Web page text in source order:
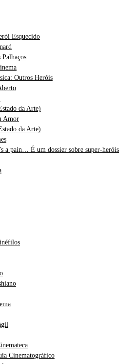
Esquecido
Palhaços
Outros Heróis
da Arte)
Amor
da Arte)
a pain… É um dossier sobre super-heróis
Cinematográfico